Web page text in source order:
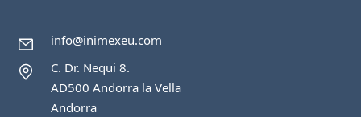
info@inimexeu.com
C. Dr. Nequi 8.
AD500 Andorra la Vella
Andorra